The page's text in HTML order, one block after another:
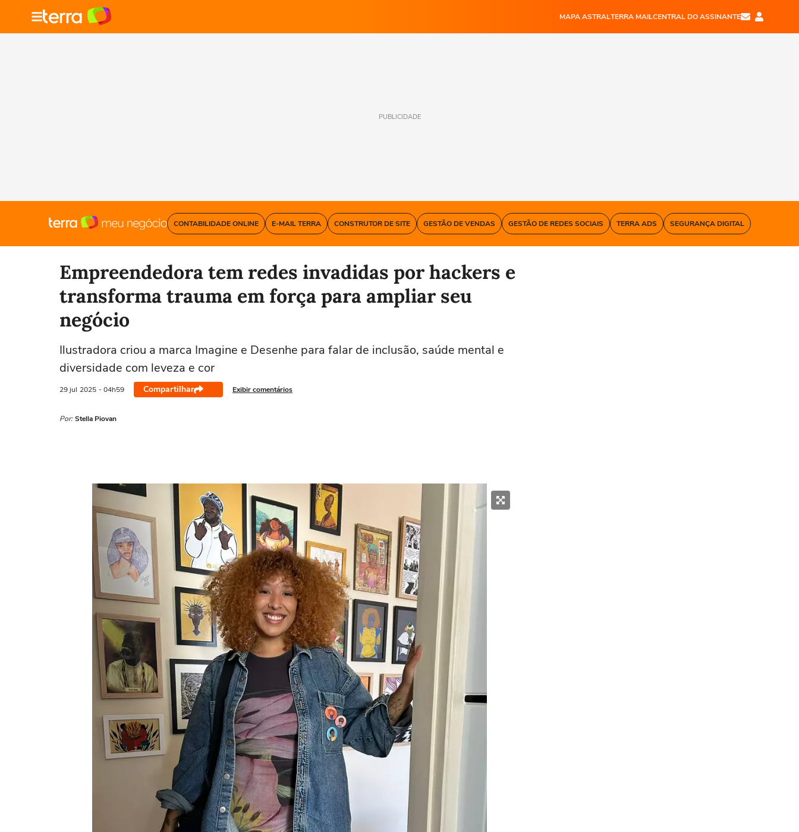
MAPA ASTRALTERRA MAILCENTRAL DO ASSINANTE
PUBLICIDADE
CONTABILIDADE ONLINE E-MAIL TERRA CONSTRUTOR DE SITE GESTÃO DE VENDAS GESTÃO DE REDES SOCIAIS TERRA ADS SEGURANÇA DIGITAL
Empreendedora tem redes invadidas por hackers e
transforma trauma em força para ampliar seu
negócio
Ilustradora criou a marca Imagine e Desenhe para falar de inclusão, saúde mental e
diversidade com leveza e cor
29 jul 2025 - 04h59 Compartilhar Exibir comentários
Por: Stella Piovan